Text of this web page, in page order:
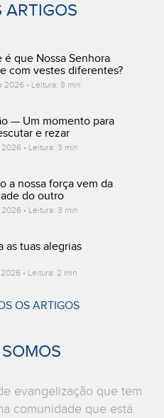
ARTIGOS
é que Nossa Senhora
com vestes diferentes?
2026 • Leitura: 8 min
— Um momento para
e rezar
• Leitura: 3 min
a nossa força vem da
do outro
• Leitura: 3 min
as tuas alegrias
• Leitura: 2 min
OS ARTIGOS
evangelização que tem
comunidade que está